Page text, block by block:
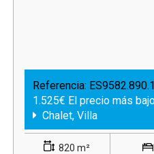
Referencia: ES9582.890.1
1.525€ El precio más
Chalet, Villa
820 m²